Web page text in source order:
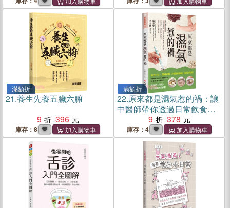
滿額折
21.養生先養五臟六腑
9
396
庫存：8
滿額折
22.原來都是濕氣惹的禍：讓
中醫師帶你透過日常飲食調
理、經絡穴位按摩、健康生
活律動，從裡到外、按部就
班徹底解決濕氣引起的身體
9 378
庫存：4